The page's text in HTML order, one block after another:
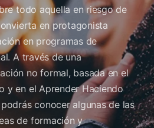
todo aquella en riesgo de
en protagonista
en programas de
A través de una
no formal, basada en el
y en el Aprender Haciendo
conocer algunas de las
de formación y